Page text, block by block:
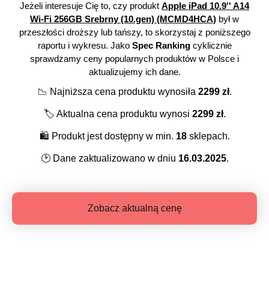
Jeżeli interesuje Cię to, czy produkt Apple iPad 10.9'' A14
Wi-Fi 256GB Srebrny (10.gen) (MCMD4HCA) był w
przeszłości droższy lub tańszy, to skorzystaj z poniższego
raportu i wykresu. Jako Spec Rankingcyklicznie
sprawdzamy ceny popularnych produktów w Polsce i
aktualizujemy ich dane.
📉 Najniższa cena produktu wynosiła 2299zł.
🏷️ Aktualna cena produktu wynosi 2299zł.
🛍️ Produkt jest dostępny w min. 18sklepach.
🕑Dane zaktualizowano w dniu 16.03.2025.
Zobacz aktualną cenę